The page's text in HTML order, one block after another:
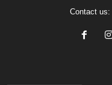
Contact us: